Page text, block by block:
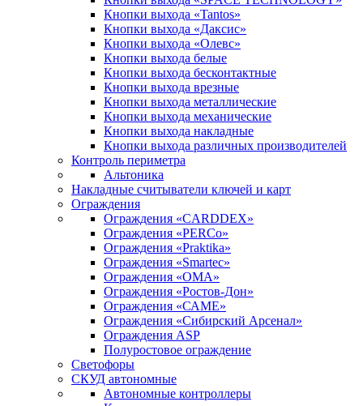
Кнопки выхода «Tantos»
Кнопки выхода «Даксис»
Кнопки выхода «Олевс»
Кнопки выхода белые
Кнопки выхода бесконтактные
Кнопки выхода врезные
Кнопки выхода металлические
Кнопки выхода механические
Кнопки выхода накладные
Кнопки выхода различных производителей
Контроль периметра
Альтоника
Накладные считыватели ключей и карт
Ограждения
Ограждения «CARDDEX»
Ограждения «PERCo»
Ограждения «Praktika»
Ограждения «Smartec»
Ограждения «ОМА»
Ограждения «Ростов-Дон»
Ограждения «САМЕ»
Ограждения «Сибирский Арсенал»
Ограждения ASP
Полуростовое ограждение
Светофоры
СКУД автономные
Автономные контроллеры